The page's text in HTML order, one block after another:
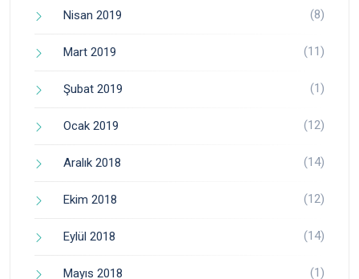
Nisan 2019 (8)
Mart 2019 (11)
Şubat 2019 (1)
Ocak 2019 (12)
Aralık 2018 (14)
Ekim 2018 (12)
Eylül 2018 (14)
Mayıs 2018 (1)